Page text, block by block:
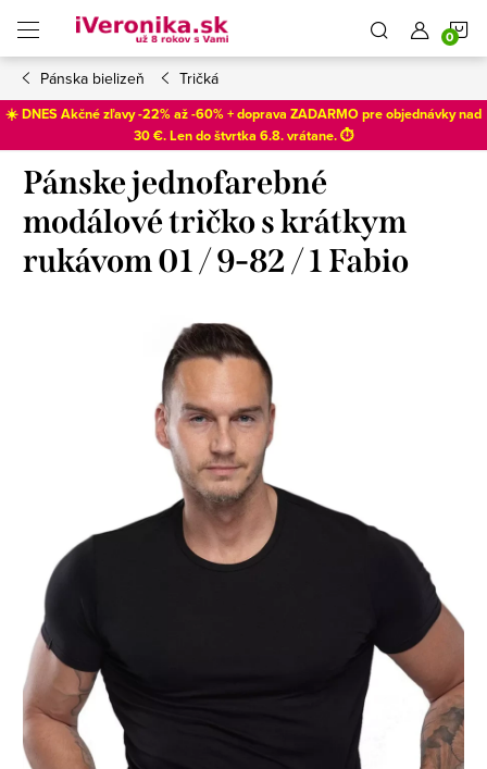
obsah
Pánska bielizeň Tričká
☀️ DNES Akčné zľavy -22% až -60% + doprava ZADARMO pre objednávky nad
30 €. Len doštvrtka 6.8. vrátane. ⏱️
Pánske jednofarebné
modálové tričko s krátkym
rukávom 01 / 9-82 / 1 Fabio